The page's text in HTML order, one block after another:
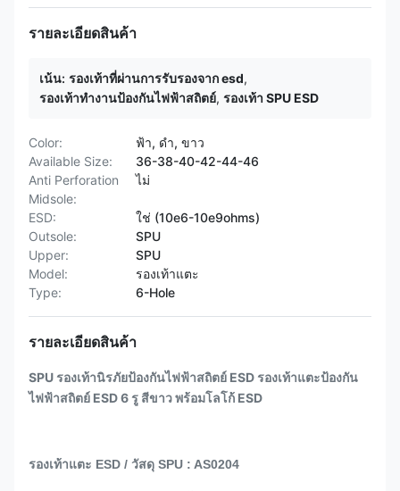
รายละเอียดสินค้า
เน้น: รองเท้าที่ผ่านการรับรองจาก esd,
รองเท้าทำงานป้องกันไฟฟ้าสถิตย์, รองเท้า SPU ESD
Color:
ฟ้า, ดำ, ขาว
Available Size:
36-38-40-42-44-46
Anti Perforation
Midsole:
ไม่
ESD:
ใช่ (10e6-10e9ohms)
Outsole:
SPU
Upper:
SPU
Model:
รองเท้าแตะ
Type:
6-Hole
รายละเอียดสินค้า
SPU รองเท้านิรภัยป้องกันไฟฟ้าสถิตย์ ESD รองเท้าแตะป้องกัน
ไฟฟ้าสถิตย์ ESD 6 รู สีขาว พร้อมโลโก้ ESD
รองเท้าแตะ ESD / วัสดุ SPU : AS0204